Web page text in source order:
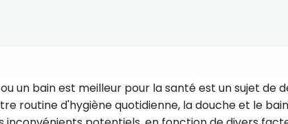
un bain est meilleur pour la santé est un sujet de
routine d'hygiène quotidienne, la douche et le bain